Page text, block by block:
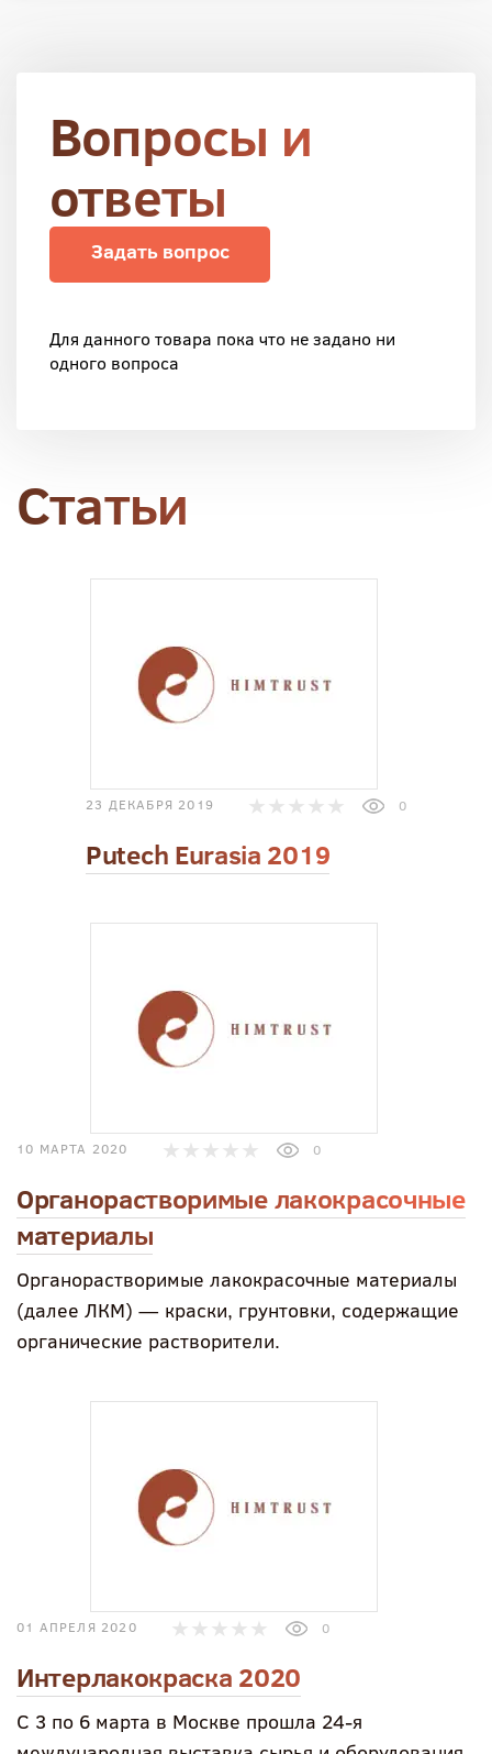
Вопросы и
ответы
Задать вопрос
Для данного товара пока что не задано ни
одного вопроса
Статьи
23 ДЕКАБРЯ 2019 0
Putech Eurasia 2019
10 МАРТА 2020 0
Органорастворимые лакокрасочные
материалы
Органорастворимые лакокрасочные материалы
(далее ЛКМ) — краски, грунтовки, содержащие
органические растворители.
01 АПРЕЛЯ 2020 0
Интерлакокраска 2020
С 3 по 6 марта в Москве прошла 24-я